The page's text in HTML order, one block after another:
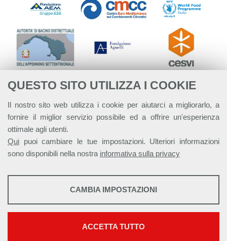
QUESTO SITO UTILIZZA I COOKIE
Il nostro sito web utilizza i cookie per aiutarci a migliorarlo, a
fornire il miglior servizio possibile ed a offrire un'esperienza
ottimale agli utenti.
Qui puoi cambiare le tue impostazioni. Ulteriori informazioni
sono disponibili nella nostra informativa sulla privacy
STATISTICHE
Mostra maggiori informazioni
CAMBIA IMPOSTAZIONI
ACCETTA TUTTO
Alleanza Italiana per lo Sviluppo Sostenibile - ASviS